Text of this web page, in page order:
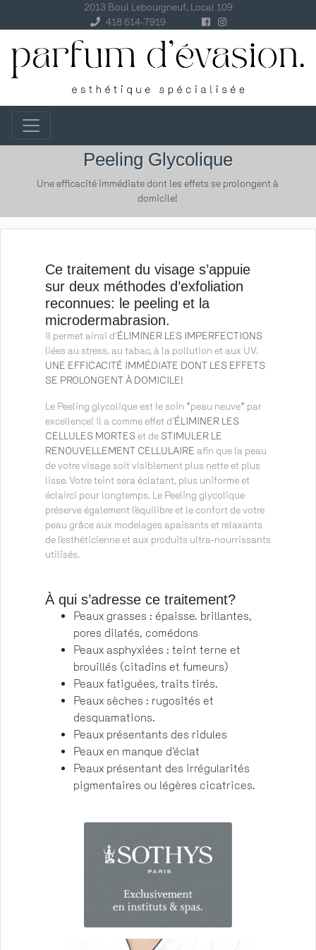
2013 Boul Lebourgneuf, Local 109
418 614-7919
Peeling Glycolique
Une efficacité immédiate dont les effets se prolongent à
domicile!
Ce traitement du visage s’appuie
sur deux méthodes d’exfoliation
reconnues: le peeling et la
microdermabrasion.
Il permet ainsi d’ÉLIMINER LES IMPERFECTIONS
liées au stress, au tabac, à la pollution et aux UV.
UNE EFFICACITÉ IMMÉDIATE DONT LES EFFETS
SE PROLONGENT À DOMICILE!
Le Peeling glycolique est le soin *peau neuve* par
excellence! Il a comme effet d’ÉLIMINER LES
CELLULES MORTESet de STIMULER LE
RENOUVELLEMENT CELLULAIRE afin que la peau
de votre visage soit visiblement plus nette et plus
lisse. Votre teint sera éclatant, plus uniforme et
éclairci pour longtemps. Le Peeling glycolique
préserve également l’équilibre et le confort de votre
peau grâce aux modelages apaisants et relaxants
de l’esthéticienne et aux produits ultra-nourrissants
utilisés.
À qui s’adresse ce traitement?
Peaux grasses : épaisse. brillantes,
pores dilatés, comédons
Peaux asphyxiées : teint terne et
brouillés (citadins et fumeurs)
Peaux fatiguées, traits tirés.
Peaux sèches : rugosités et
desquamations.
Peaux présentants des ridules
Peaux en manque d’éclat
Peaux présentant des irrégularités
pigmentaires ou légères cicatrices.